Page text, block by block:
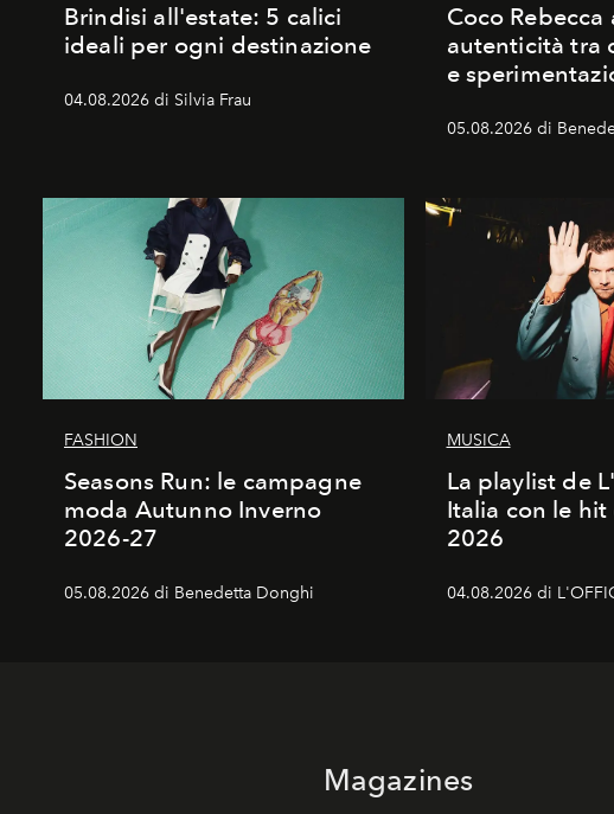
Brindisi all'estate: 5 calici
ideali per ogni destinazione
04.08.2026 di Silvia Frau
Coco
autenticità tra
e
05.08.2026 di
FASHION
Seasons Run: le campagne
moda Autunno Inverno
2026-27
05.08.2026 di Benedetta Donghi
MUSICA
La playlist de
Italia con le
2026
04.08.2026 di
Magazines